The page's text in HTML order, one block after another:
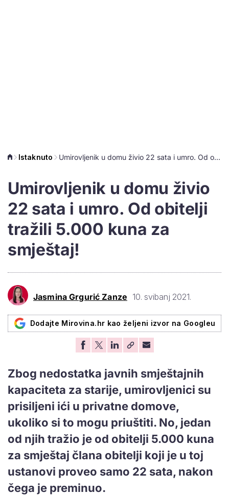
Istaknuto Umirovljenik u domu živio 22 sata i umro. Od obitelji tražili 5.000 kuna za smještaj!
Umirovljenik u domu živio
22 sata i umro. Od obitelji
tražili 5.000 kuna za
smještaj!
Jasmina Grgurić Zanze 10. svibanj 2021.
Dodajte Mirovina.hr kao željeni izvor na Googleu
Zbog nedostatka javnih smještajnih
kapaciteta za starije, umirovljenici su
prisiljeni ići u privatne domove,
ukoliko si to mogu priuštiti. No, jedan
od njih tražio je od obitelji 5.000 kuna
za smještaj člana obitelji koji je u toj
ustanovi proveo samo 22 sata, nakon
čega je preminuo.